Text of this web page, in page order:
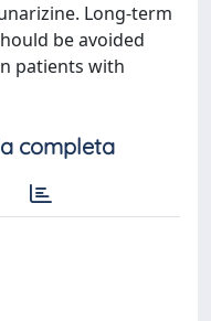
Long-term
be avoided
patients with
completa